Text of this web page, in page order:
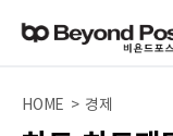
HOME > 경제